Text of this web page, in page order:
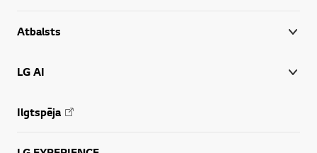
Atbalsts
LG AI
Ilgtspēja